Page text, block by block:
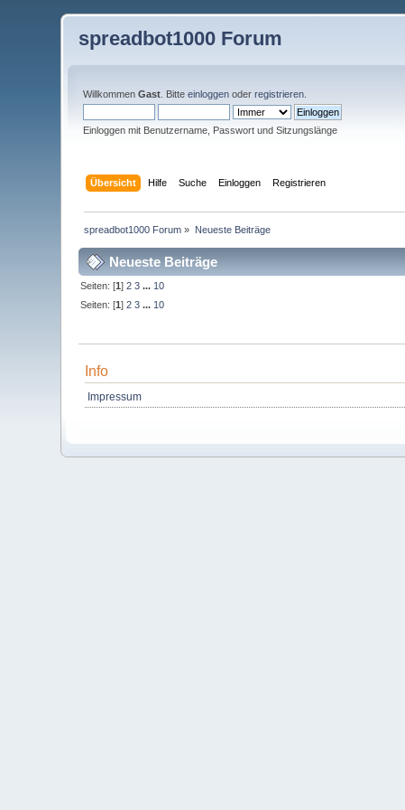
spreadbot1000 Forum
WillkommenGast . Bitteeinloggen oderregistrieren
Einloggen mit Benutzername, Passwort und Sitzungslänge
Übersicht Hilfe Suche Einloggen Registrieren
spreadbot1000 Forum » Neueste Beiträge
Neueste Beiträge
Seiten: [1]2 3 ... 10
Seiten: [1]2 3 ... 10
Info
Impressum